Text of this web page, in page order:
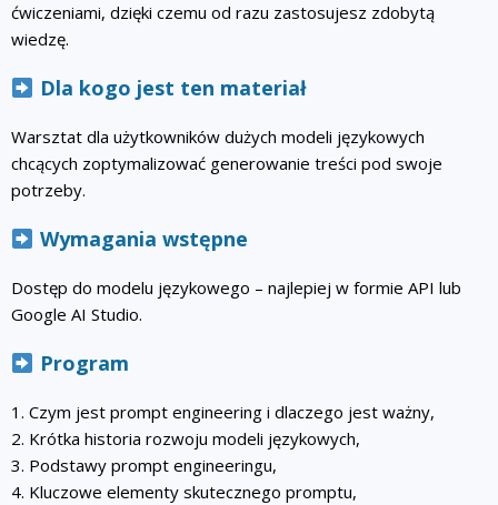
ćwiczeniami, dzięki czemu od razu zastosujesz zdobytą
wiedzę.
Dla kogo jest ten materiał
Warsztat dla użytkowników dużych modeli językowych
chcących zoptymalizować generowanie treści pod swoje
potrzeby.
Wymagania wstępne
Dostęp do modelu językowego – najlepiej w formie API lub
Google AI Studio.
Program
1. Czym jest prompt engineering i dlaczego jest ważny,
2. Krótka historia rozwoju modeli językowych,
3. Podstawy prompt engineeringu,
4. Kluczowe elementy skutecznego promptu,